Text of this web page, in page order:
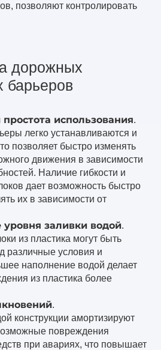
позволяют контролировать
дорожных
барьеров
использования.
легко устанавливаются и
позволяет быстро изменять
движения в зависимости
Наличие гибкости и
дает возможность быстро
их в зависимости от
уровня заливки водой.
из пластика могут быть
различные условия и
наполнение водой делает
из пластика более
.
конструкции амортизируют
повреждения
при авариях, что повышает